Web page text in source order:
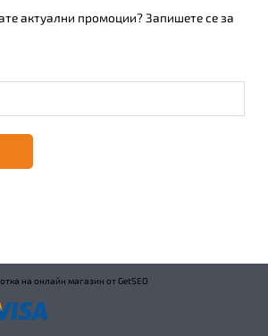
актуални промоции? Запишете се за
на онлайн магазин от GetSEO